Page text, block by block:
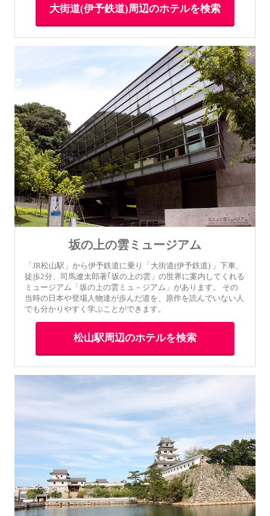
大街道(伊予鉄道)周辺のホテルを検索
坂の上の雲ミュージアム
「JR松山駅」から伊予鉄道に乗り「大街道(伊予鉄道) 」下車、
徒歩2分、司馬遼太郎著｢坂の上の雲」の世界に案内してくれる
ミュージアム「坂の上の雲ミュ－ジアム」があります。 その
当時の日本や登場人物達が歩んだ道を、原作を読んでいない人
でも分かりやすく学ぶことができます。
松山駅周辺のホテルを検索